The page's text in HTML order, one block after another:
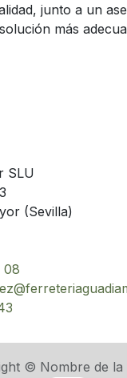
junto a un
más
SLU
(Sevilla)
08
© Nombre de la